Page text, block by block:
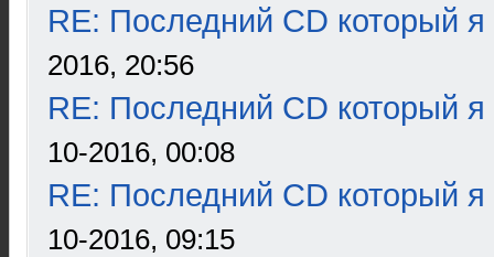
RE: Последний CD который я
2016, 20:56
RE: Последний CD который я
10-2016, 00:08
RE: Последний CD который я
10-2016, 09:15